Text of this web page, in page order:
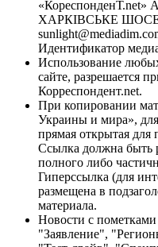
«КореспонденТ.net»
ХАРКІВСЬКЕ ШОСЕ,
Идентификатор
Использование
сайте, разрешается
Корреспондент.net.
При копировании
Украины и мира», для
прямая открытая для
Ссылка должна быть
полного либо
Гиперссылка (для
размещена в
материала.
Новости с
"Заявление",